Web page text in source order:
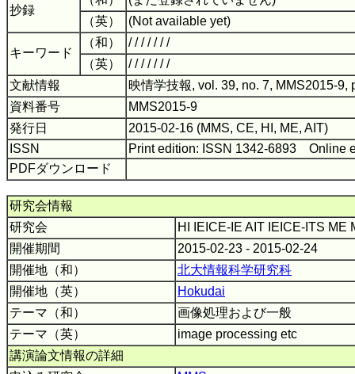
抄録
（英）
(Not available yet)
キーワード
（和）
/ / / / / / /
（英）
/ / / / / / /
文献情報
映情学技報, vol. 39, no. 7, MMS2015-9,
資料番号
MMS2015-9
発行日
2015-02-16 (MMS, CE, HI, ME, AIT)
ISSN
Print edition: ISSN 1342-6893 Online
PDFダウンロード
研究会情報
研究会
HI IEICE-IE AIT IEICE-ITS
開催期間
2015-02-23 - 2015-02-24
開催地（和）
北大情報科学研究科
開催地（英）
Hokudai
テーマ（和）
画像処理および一般
テーマ（英）
image processing etc
講演論文情報の詳細